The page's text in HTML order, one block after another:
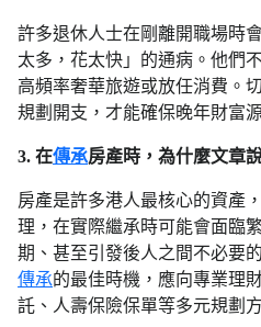
許多退休人士在剛離開職場時
太多，花太快」的通病。他們
高頻率奢華旅遊或放任消費。
規劃開支，才能確保晚年財富
3. 在傳承房產時，為什麼文章
房產是許多港人最核心的資產
理，在實際繼承時可能會面臨
期、甚至引發後人之間不必要
傳承的最佳時機，應向專業理
託、人壽保險保單等多元規劃